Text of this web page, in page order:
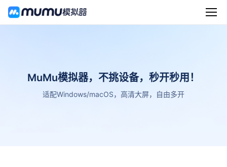
MuMu模拟器，不挑设备，秒开秒用！
适配Windows/macOS，高清大屏，自由多开